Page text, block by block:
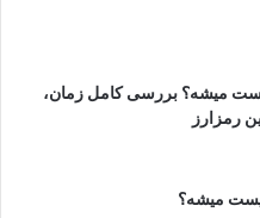
میشه؟ بررسی کامل زمان،
رمزارز
میشه؟